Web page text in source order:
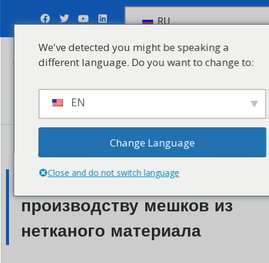
RU
Отправить запрос
Май 16, 2023
Как начать бизнес по
производству мешков из
нетканого материала
We've detected you might be speaking a
different language. Do you want to change to:
EN
Change Language
Close and do not switch language